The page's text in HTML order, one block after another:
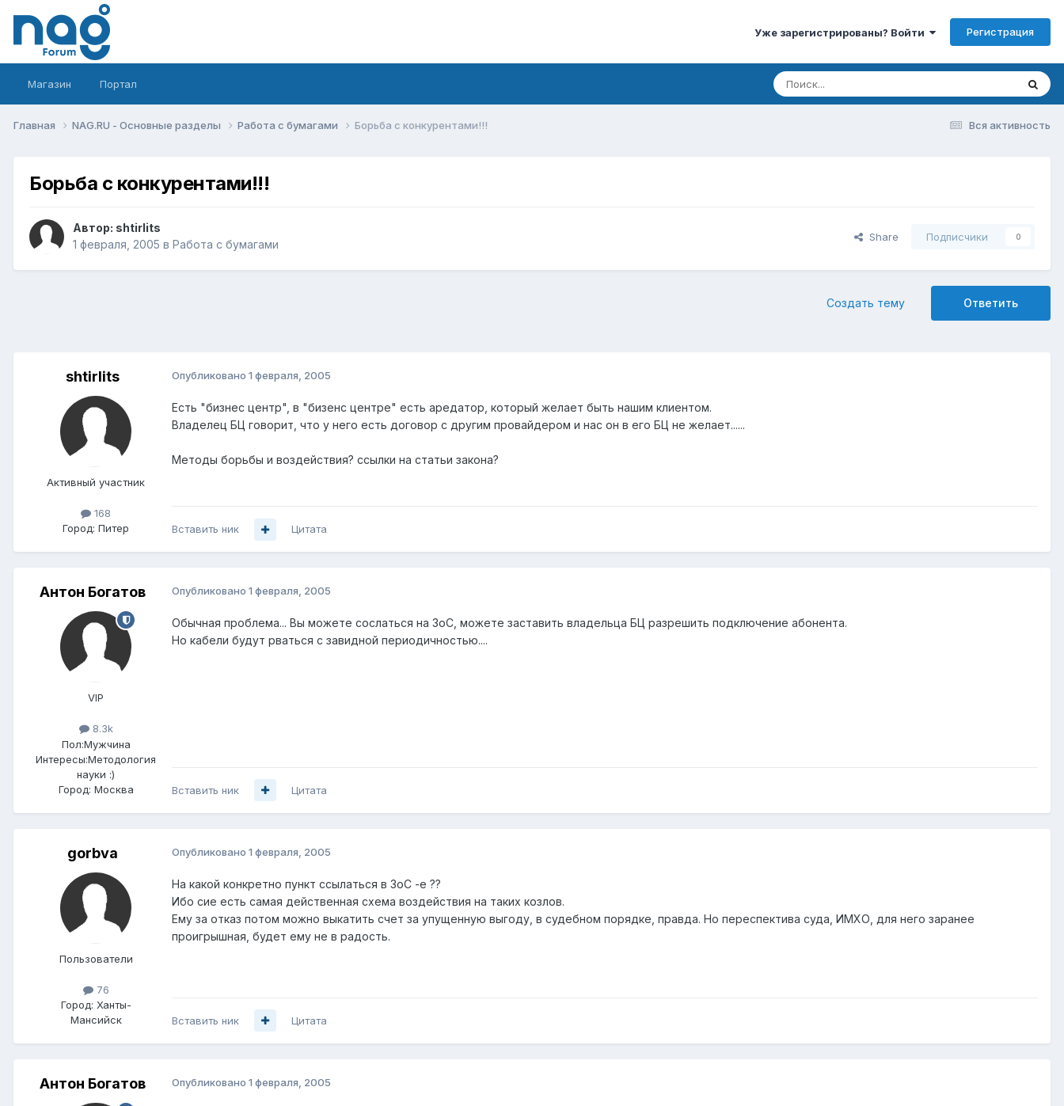
Уже зарегистрированы? Войти Регистрация
Магазин Портал
Вся активность
Главная NAG.RU - Основные разделы Работа с бумагами Борьба с конкурентами!!!
Борьба с конкурентами!!!
Автор: shtirlits
1 февраля, 2005 в Работа с бумагами
Share Подписчики 0
Ответить
Создать тему
shtirlits
Активный участник
168
Город: Питер
Опубликовано 1 февраля, 2005
Есть "бизнес центр", в "бизенс центре" есть аредатор, который желает быть нашим клиентом.
Владелец БЦ говорит, что у него есть договор с другим провайдером и нас он в его БЦ не желает......
Методы борьбы и воздействия? ссылки на статьи закона?
Вставить ник Цитата
Антон Богатов
VIP
8.3k
Пол:Мужчина
Интересы:Методология
науки :)
Город: Москва
Опубликовано 1 февраля, 2005
Обычная проблема... Вы можете сослаться на ЗоС, можете заставить владельца БЦ разрешить подключение абонента.
Но кабели будут рваться с завидной периодичностью....
Вставить ник Цитата
gorbva
Пользователи
76
Город: Ханты-
Мансийск
Опубликовано 1 февраля, 2005
На какой конкретно пункт ссылаться в ЗоС -е ??
Ибо сие есть самая действенная схема воздействия на таких козлов.
Ему за отказ потом можно выкатить счет за упущенную выгоду, в судебном порядке, правда. Но переспектива суда, ИМХО, для него заранее
проигрышная, будет ему не в радость.
Вставить ник Цитата
Антон Богатов Опубликовано 1 февраля, 2005